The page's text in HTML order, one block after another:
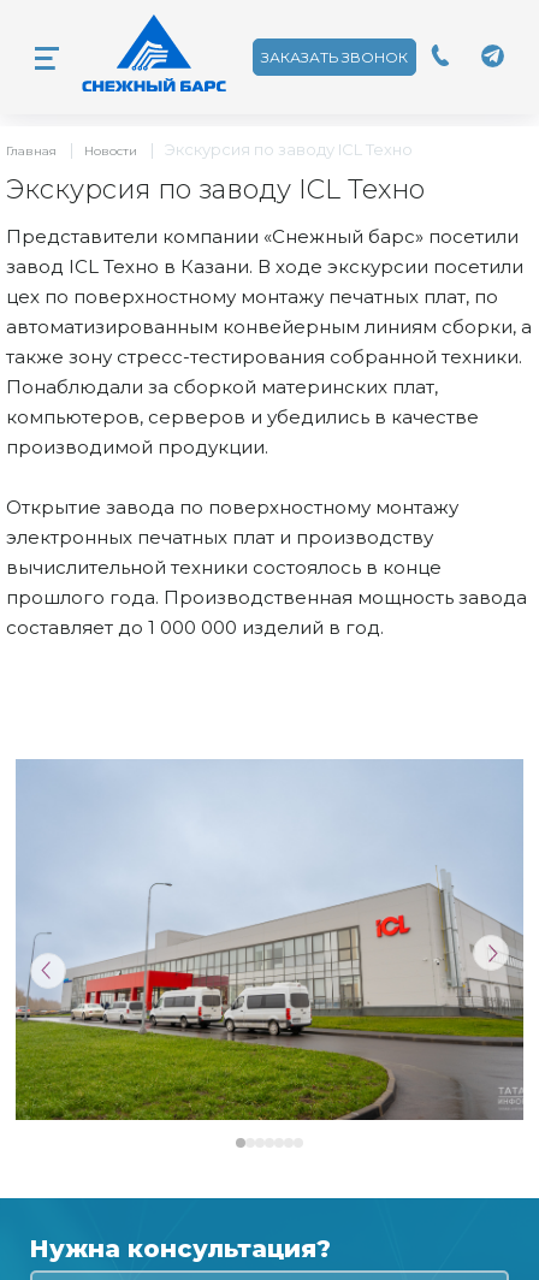
ЗАКАЗАТЬ ЗВОНОК
Главная | Новости | Экскурсия по заводу ICL Техно
Экскурсия по заводу ICL Техно
Представители компании «Снежный барс» посетили
завод ICL Техно в Казани. В ходе экскурсии посетили
цех по поверхностному монтажу печатных плат, по
автоматизированным конвейерным линиям сборки, а
также зону стресс-тестирования собранной техники.
Понаблюдали за сборкой материнских плат,
компьютеров, серверов и убедились в качестве
производимой продукции.
Открытие завода по поверхностному монтажу
электронных печатных плат и производству
вычислительной техники состоялось в конце
прошлого года. Производственная мощность завода
составляет до 1 000 000 изделий в год.
Нужна консультация?